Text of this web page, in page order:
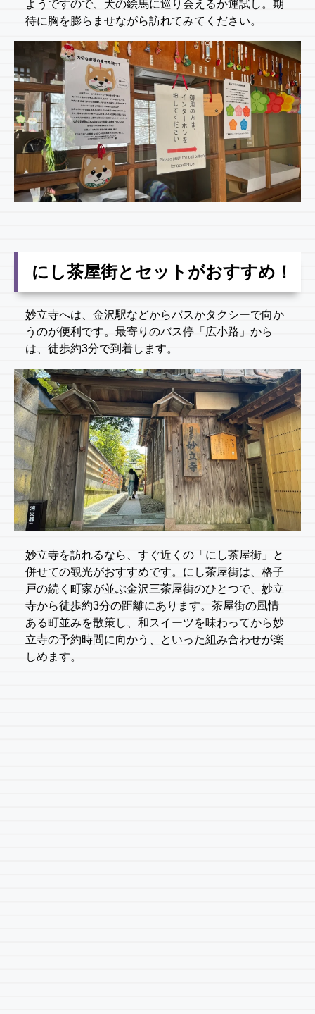
ようですので、犬の絵馬に巡り会えるか運試し。期
待に胸を膨らませながら訪れてみてください。
にし茶屋街とセットがおすすめ！
妙立寺へは、金沢駅などからバスかタクシーで向か
うのが便利です。最寄りのバス停「広小路」から
は、徒歩約3分で到着します。
妙立寺を訪れるなら、すぐ近くの「にし茶屋街」と
併せての観光がおすすめです。にし茶屋街は、格子
戸の続く町家が並ぶ金沢三茶屋街のひとつで、妙立
寺から徒歩約3分の距離にあります。茶屋街の風情
ある町並みを散策し、和スイーツを味わってから妙
立寺の予約時間に向かう、といった組み合わせが楽
しめます。